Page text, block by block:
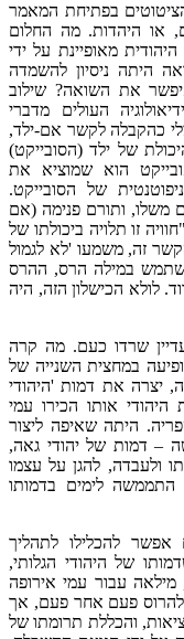
בפתיחת המאמר
או היהדות. מה החלום
מאופיינת על ידי
היתה ניסיון להשמדה
את השואה? שילוב
העולים מדברי
כהקבלה לקשר אם-ילד,
של ילד (הסובייקט)
הוא שמוציא את
של הסובייקט.
משלו, ותורם פנימה (אם
זו תלויה ביכולתו של
זה, משמעו 'לא לגמול
במילה הרס, ההרס
לולא הכישלון הזה, היה
שרדו כעם. מה קרה
במחצית השנייה של
יצרה את דמות 'היהודי
היהודי אותו הכירו עמי
היתה שאיפה ליצור
– דמות של יהודי גאה,
ולעבדה, להגן על עצמו
זרים[4]. שאיפה זו התממשה לימים בדמותו
אפשר להכלילו לתהליך
של היהודי הגלותי,
עבור עמי אירופה
להרוס פעם אחר פעם, אך
והכללת תרומתו של